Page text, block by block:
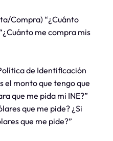
Compra) “¿Cuánto
me compra mis
de Identificación
el monto que tengo que
que me pida mi INE?”
que me pide? ¿Si
que me pide?”